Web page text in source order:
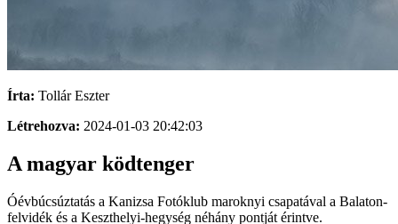
Írta: Tollár Eszter
Létrehozva: 2024-01-03 20:42:03
A magyar ködtenger
Óévbúcsúztatás a Kanizsa Fotóklub maroknyi csapatával a Balaton-
felvidék és a Keszthelyi-hegység néhány pontját érintve.